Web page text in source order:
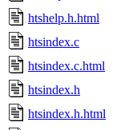
htshelp.h.html
htsindex.c
htsindex.c.html
htsindex.h
htsindex.h.html